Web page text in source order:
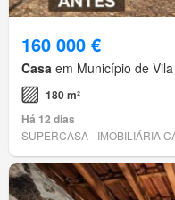
160 000 €
Casa em Município de
180 m²
Há 12 dias
SUPERCASA - IMOBILIÁRIA